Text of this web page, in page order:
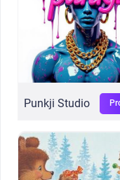
Punkji Studio